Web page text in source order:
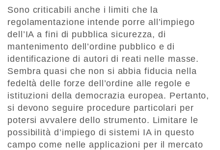
Sono criticabili anche i limiti che la
regolamentazione intende porre all’impiego
dell’IA a fini di pubblica sicurezza, di
mantenimento dell’ordine pubblico e di
identificazione di autori di reati nelle masse.
Sembra quasi che non si abbia fiducia nella
fedeltà delle forze dell’ordine alle regole e
istituzioni della democrazia europea. Pertanto,
si devono seguire procedure particolari per
potersi avvalere dello strumento. Limitare le
possibilità d’impiego di sistemi IA in questo
campo come nelle applicazioni per il mercato